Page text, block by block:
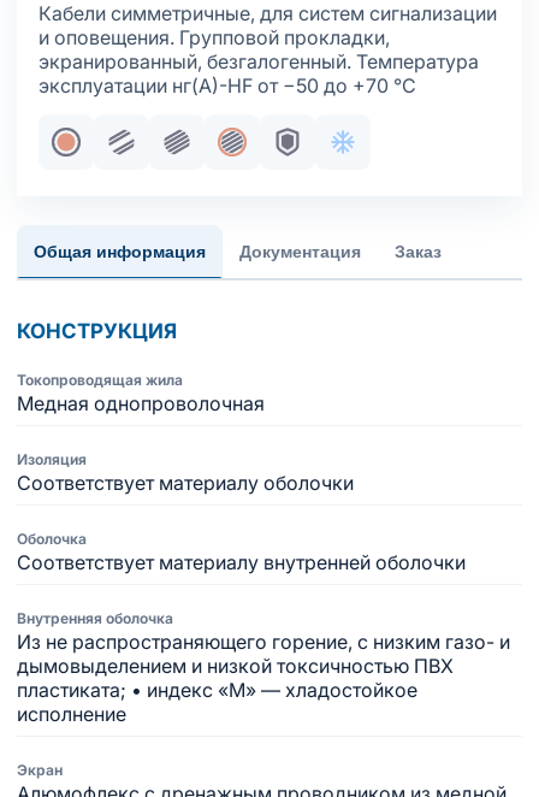
Кабели симметричные, для систем сигнализации
и оповещения. Групповой прокладки,
экранированный, безгалогенный. Температура
эксплуатации нг(А)-HF от −50 до +70 °С
Жила медная однопроволочная
Парная скрутка
Пучковая скрутка
Общий экран
БроняХладостойкое
Общая информация Документация Заказ
КОНСТРУКЦИЯ
Токопроводящая жила
Медная однопроволочная
Изоляция
Соответствует материалу оболочки
Оболочка
Соответствует материалу внутренней оболочки
Внутренняя оболочка
Из не распространяющего горение, с низким газо- и
дымовыделением и низкой токсичностью ПВХ
пластиката; • индекс «М» — хладостойкое
исполнение
Экран